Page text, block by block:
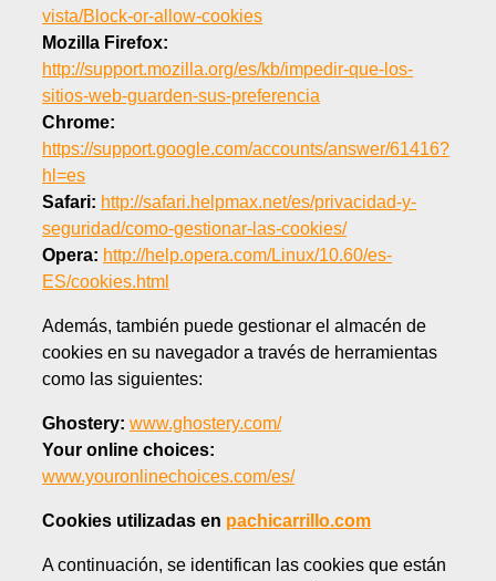
vista/Block-or-allow-cookies
Mozilla Firefox:
http://support.mozilla.org/es/kb/impedir-que-los-
sitios-web-guarden-sus-preferencia
Chrome:
https://support.google.com/accounts/answer/61416?
hl=es
Safari: http://safari.helpmax.net/es/privacidad-y-
seguridad/como-gestionar-las-cookies/
Opera: http://help.opera.com/Linux/10.60/es-
ES/cookies.html
Además, también puede gestionar el almacén de
cookies en su navegador a través de herramientas
como las siguientes:
Ghostery: www.ghostery.com/
Your online choices:
www.youronlinechoices.com/es/
Cookies utilizadas en pachicarrillo.com
A continuación, se identifican las cookies que están